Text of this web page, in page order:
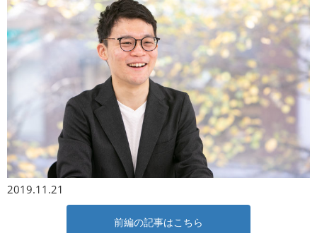
2019.11.21
前編の記事はこちら